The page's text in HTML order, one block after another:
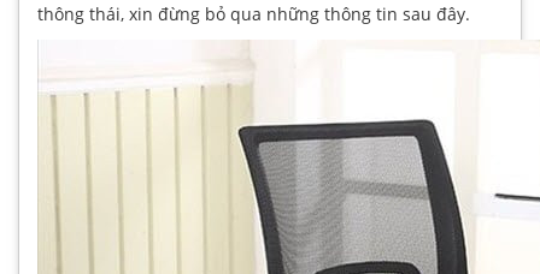
thông thái, xin đừng bỏ qua những thông tin sau đây.